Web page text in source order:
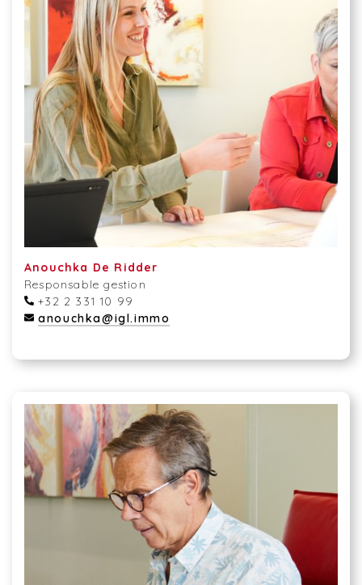
Anouchka De Ridder
Responsable gestion
+32 2 331 10 99
anouchka@igl.immo